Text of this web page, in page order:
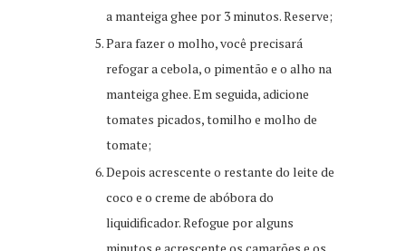
a manteiga ghee por 3 minutos. Reserve;
Para fazer o molho, você precisará
refogar a cebola, o pimentão e o alho na
manteiga ghee. Em seguida, adicione
tomates picados, tomilho e molho de
tomate;
Depois acrescente o restante do leite de
coco e o creme de abóbora do
liquidificador. Refogue por alguns